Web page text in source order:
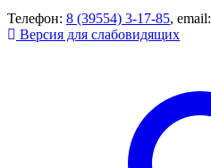
Телефон: 8 (39554) 3-17-85, email:
Версия для слабовидящих